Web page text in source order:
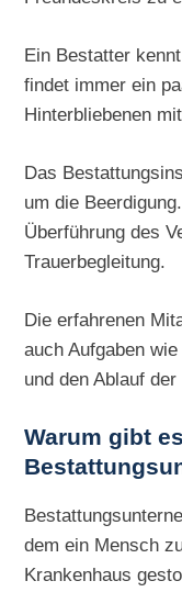
Ein Bestatter
findet immer ein
Hinterbliebenen
Das
um die
Überführung des
Trauerbegleitung.
Die erfahrenen
auch Aufgaben
und den Ablauf
Warum gibt es
dem ein Mensch
Krankenhaus